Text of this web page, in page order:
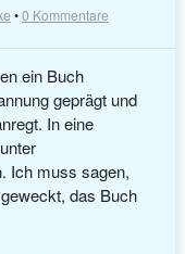
•0 Kommentare
ein Buch
geprägt und
In eine
Ich muss sagen,
das Buch